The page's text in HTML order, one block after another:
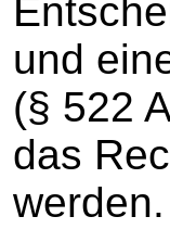
und
(§ 522
das
werden.